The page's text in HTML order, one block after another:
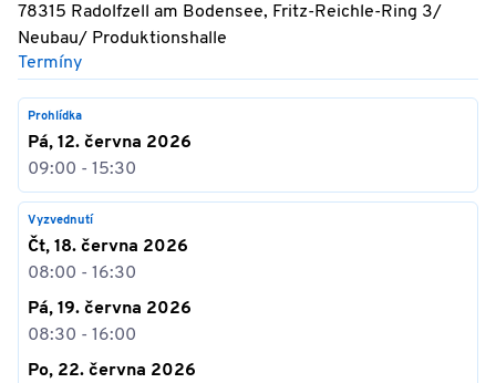
78315 Radolfzell am Bodensee, Fritz-Reichle-Ring 3/
Neubau/ Produktionshalle
Termíny
Prohlídka
Pá, 12. června 2026
09:00 - 15:30
Vyzvednutí
Čt, 18. června 2026
08:00 - 16:30
Pá, 19. června 2026
08:30 - 16:00
Po, 22. června 2026